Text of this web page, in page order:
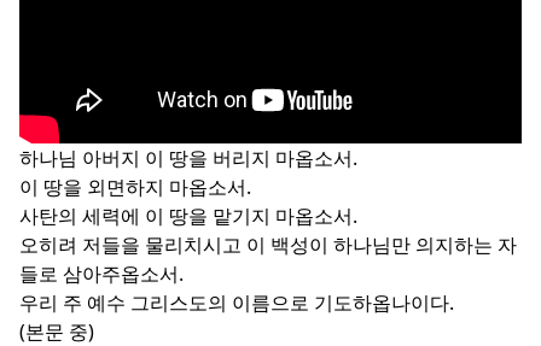
하나님 아버지 이 땅을 버리지 마옵소서.
이 땅을 외면하지 마옵소서.
사탄의 세력에 이 땅을 맡기지 마옵소서.
오히려 저들을 물리치시고 이 백성이 하나님만 의지하는 자
들로 삼아주옵소서.
우리 주 예수 그리스도의 이름으로 기도하옵나이다.
(본문 중)